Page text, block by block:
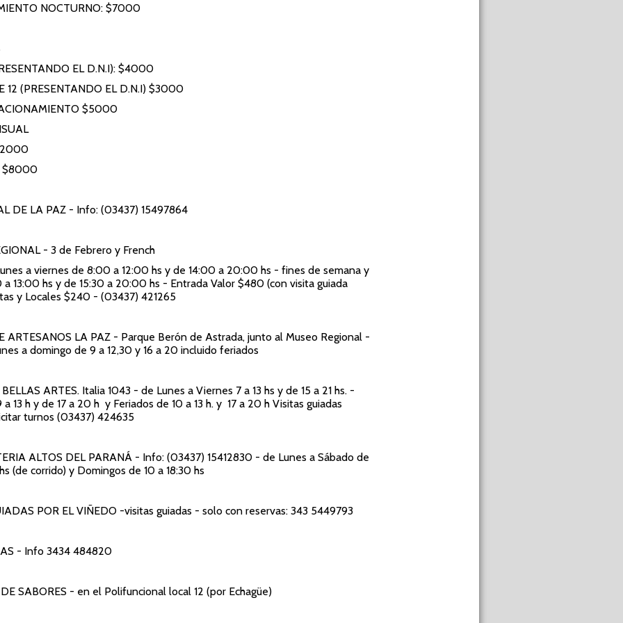
NOCTURNO: $7000
EL D.N.I): $4000
12 (PRESENTANDO EL D.N.I) $3000
$5000
$8000
DE LA PAZ - Info: (03437) 15497864
- 3 de Febrero y French
a viernes de 8:00 a 12:00 hs y de 14:00 a 20:00 hs - fines de semana y
13:00 hs y de 15:30 a 20:00 hs - Entrada Valor $480 (con visita guiada
y Locales $240 - (03437) 421265
ARTESANOS LA PAZ - Parque Berón de Astrada, junto al Museo Regional -
a domingo de 9 a 12,30 y 16 a 20 incluido feriados
ARTES. Italia 1043 - de Lunes a Viernes 7 a 13 hs y de 15 a 21 hs. -
13 h y de 17 a 20 h y Feriados de 10 a 13 h. y 17 a 20 h Visitas guiadas
turnos (03437) 424635
ALTOS DEL PARANÁ - Info: (03437) 15412830 - de Lunes a Sábado de
(de corrido) y Domingos de 10 a 18:30 hs
POR EL VIÑEDO -visitas guiadas - solo con reservas: 343 5449793
- Info 3434 484820
SABORES - en el Polifuncional local 12 (por Echagüe)